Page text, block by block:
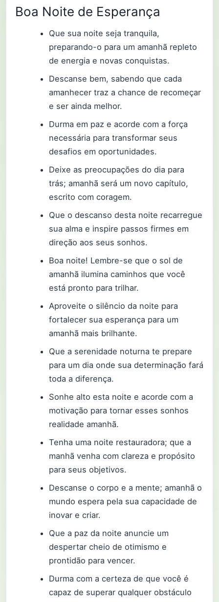
Boa Noite de Esperança
Que sua noite seja tranquila,
preparando-o para um amanhã repleto
de energia e novas conquistas.
Descanse bem, sabendo que cada
amanhecer traz a chance de recomeçar
e ser ainda melhor.
Durma em paz e acorde com a força
necessária para transformar seus
desafios em oportunidades.
Deixe as preocupações do dia para
trás; amanhã será um novo capítulo,
escrito com coragem.
Que o descanso desta noite recarregue
sua alma e inspire passos firmes em
direção aos seus sonhos.
Boa noite! Lembre-se que o sol de
amanhã ilumina caminhos que você
está pronto para trilhar.
Aproveite o silêncio da noite para
fortalecer sua esperança para um
amanhã mais brilhante.
Que a serenidade noturna te prepare
para um dia onde sua determinação fará
toda a diferença.
Sonhe alto esta noite e acorde com a
motivação para tornar esses sonhos
realidade amanhã.
Tenha uma noite restauradora; que a
manhã venha com clareza e propósito
para seus objetivos.
Descanse o corpo e a mente; amanhã o
mundo espera pela sua capacidade de
inovar e criar.
Que a paz da noite anuncie um
despertar cheio de otimismo e
prontidão para vencer.
Durma com a certeza de que você é
capaz de superar qualquer obstáculo